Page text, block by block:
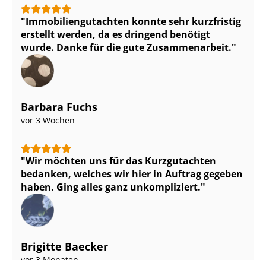
Im­mo­bi­li­en­gut­ach­ten konnte sehr kurzfristig
erstellt werden, da es dringend benötigt
wurde. Danke für die gute Zusammenarbeit.
Barbara Fuchs
vor 3 Wochen
Wir möchten uns für das Kurzgutachten
bedanken, welches wir hier in Auftrag gegeben
haben. Ging alles ganz unkompliziert.
Brigitte Baecker